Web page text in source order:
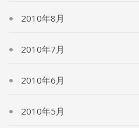
2010年8月
2010年7月
2010年6月
2010年5月